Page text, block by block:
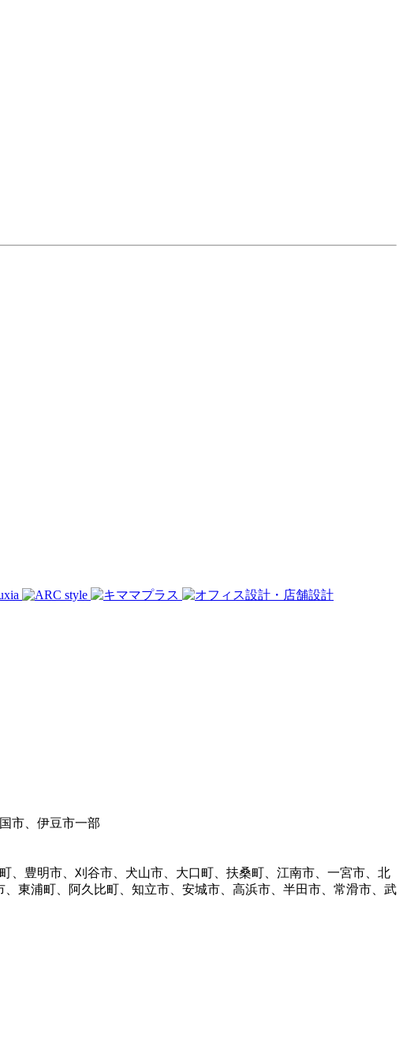
市、伊豆市一部
、豊明市、刈谷市、犬山市、大口町、扶桑町、江南市、一宮市、北
東浦町、阿久比町、知立市、安城市、高浜市、半田市、常滑市、武